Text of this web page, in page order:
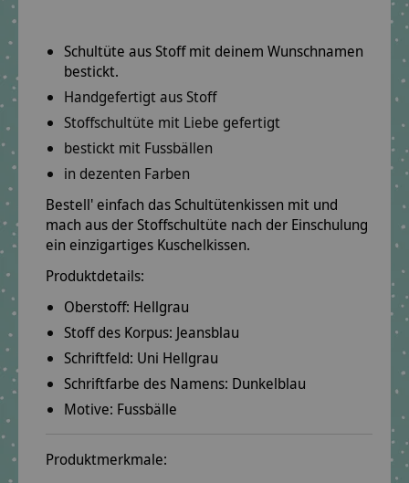
Schultüte aus Stoff mit deinem Wunschnamen
bestickt.
Handgefertigt aus Stoff
Stoffschultüte mit Liebe gefertigt
bestickt mit Fussbällen
in dezenten Farben
Bestell' einfach das Schultütenkissen mit und
mach aus der Stoffschultüte nach der Einschulung
ein einzigartiges Kuschelkissen.
Produktdetails:
Oberstoff: Hellgrau
Stoff des Korpus: Jeansblau
Schriftfeld: Uni Hellgrau
Schriftfarbe des Namens: Dunkelblau
Motive: Fussbälle
Produktmerkmale: